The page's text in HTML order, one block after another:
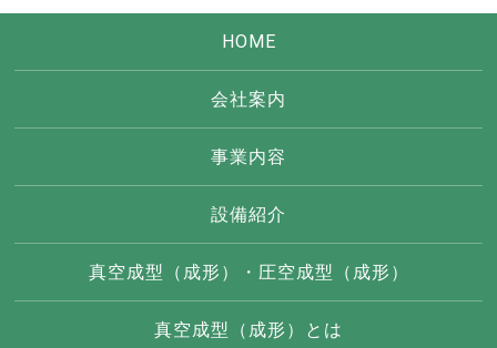
HOME
会社案内
事業内容
設備紹介
真空成型（成形）・圧空成型（成形）
真空成型（成形）とは